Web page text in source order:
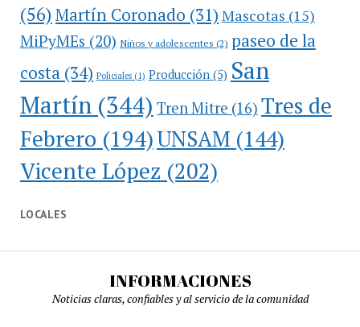
(56)Martín Coronado (31) Mascotas (15)
MiPyMEs (20) Niños y adolescentes (2) paseo de la
costa(34) Policiales(1) Producción(5) San
Martín(344) Tren Mitre (16) Tres de
Febrero (194)UNSAM (144)
Vicente López (202)
LOCALES
INFORMACIONES
Noticias claras, confiables y al servicio de la comunidad